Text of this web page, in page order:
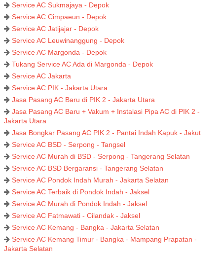
Service AC Sukmajaya - Depok
Service AC Cimpaeun - Depok
Service AC Jatijajar - Depok
Service AC Leuwinanggung - Depok
Service AC Margonda - Depok
Tukang Service AC Ada di Margonda - Depok
Service AC Jakarta
Service AC PIK - Jakarta Utara
Jasa Pasang AC Baru di PIK 2 - Jakarta Utara
Jasa Pasang AC Baru + Vakum + Instalasi Pipa AC di PIK 2 -
Jakarta Utara
Jasa Bongkar Pasang AC PIK 2 - Pantai Indah Kapuk - Jakut
Service AC BSD - Serpong - Tangsel
Service AC Murah di BSD - Serpong - Tangerang Selatan
Service AC BSD Bergaransi - Tangerang Selatan
Service AC Pondok Indah Murah - Jakarta Selatan
Service AC Terbaik di Pondok Indah - Jaksel
Service AC Murah di Pondok Indah - Jaksel
Service AC Fatmawati - Cilandak - Jaksel
Service AC Kemang - Bangka - Jakarta Selatan
Service AC Kemang Timur - Bangka - Mampang Prapatan -
Jakarta Selatan